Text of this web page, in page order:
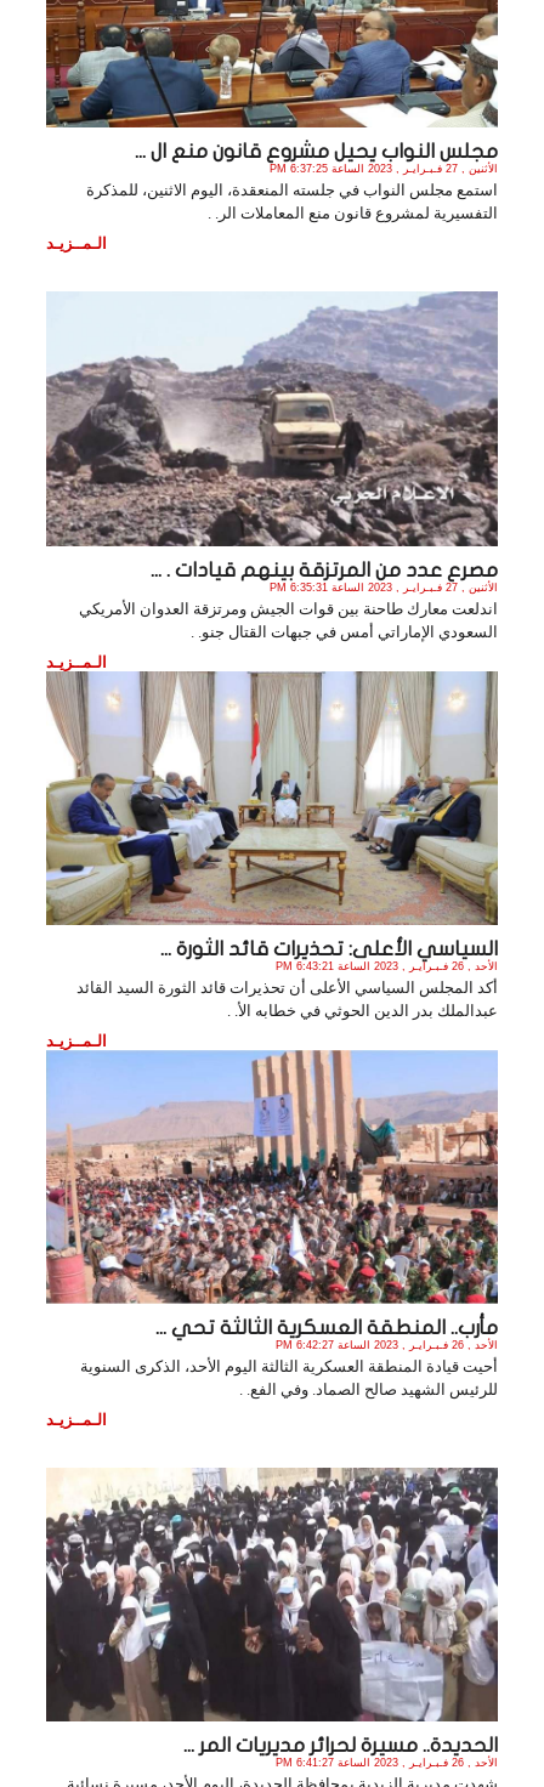
مجلس النواب يحيل مشروع قانون منع ال ...
الأثنين , 27 فـبـرايـر , 2023 الساعة 6:37:25 PM
استمع مجلس النواب في جلسته المنعقدة، اليوم الاثنين، للمذكرة
التفسيرية لمشروع قانون منع المعاملات الر. .
الـمــزيـد
مصرع عدد من المرتزقة بينهم قيادات . ...
الأثنين , 27 فـبـرايـر , 2023 الساعة 6:35:31 PM
اندلعت معارك طاحنة بين قوات الجيش ومرتزقة العدوان الأمريكي
السعودي الإماراتي أمس في جبهات القتال جنو. .
الـمــزيـد
السياسي الأعلى: تحذيرات قائد الثورة ...
الأحد , 26 فـبـرايـر , 2023 الساعة 6:43:21 PM
أكد المجلس السياسي الأعلى أن تحذيرات قائد الثورة السيد القائد
عبدالملك بدر الدين الحوثي في خطابه الأ. .
الـمــزيـد
مأرب.. المنطقة العسكرية الثالثة تحي ...
الأحد , 26 فـبـرايـر , 2023 الساعة 6:42:27 PM
أحيت قيادة المنطقة العسكرية الثالثة اليوم الأحد، الذكرى السنوية
للرئيس الشهيد صالح الصماد. وفي الفع. .
الـمــزيـد
الحديدة.. مسيرة لحرائر مديريات المر ...
الأحد , 26 فـبـرايـر , 2023 الساعة 6:41:27 PM